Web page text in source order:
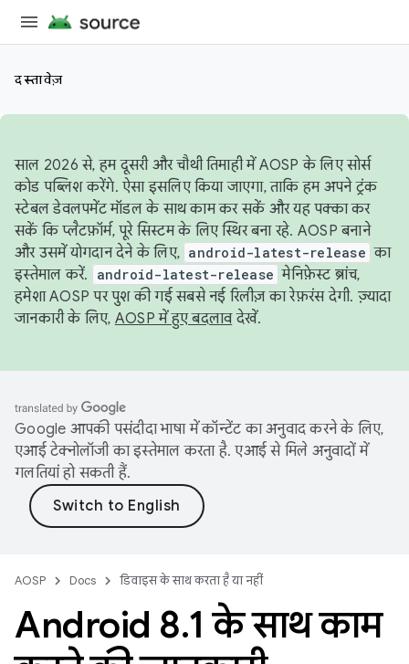
दस्तावेज़
साल 2026 से, हम दूसरी और चौथी तिमाही में AOSP के लिए सोर्स
कोड पब्लिश करेंगे. ऐसा इसलिए किया जाएगा, ताकि हम अपने ट्रंक
स्टेबल डेवलपमेंट मॉडल के साथ काम कर सकें और यह पक्का कर
सकें कि प्लैटफ़ॉर्म, पूरे सिस्टम के लिए स्थिर बना रहे. AOSP बनाने
और उसमें योगदान देने के लिए, android-latest-release का
इस्तेमाल करें.
android-latest-release मेनिफ़ेस्ट ब्रांच,
हमेशा AOSP पर पुश की गई सबसे नई रिलीज़ का रेफ़रंस देगी. ज़्यादा
जानकारी के लिए, AOSP में हुए बदलावदेखें.
Google आपकी पसंदीदा भाषा में कॉन्टेंट का अनुवाद करने के लिए,
एआई टेक्नोलॉजी का इस्तेमाल करता है. एआई से मिले अनुवादों में
गलतियां हो सकती हैं.
AOSP Docs डिवाइस के साथ करता है या नहीं
Android 8.1 के साथ काम